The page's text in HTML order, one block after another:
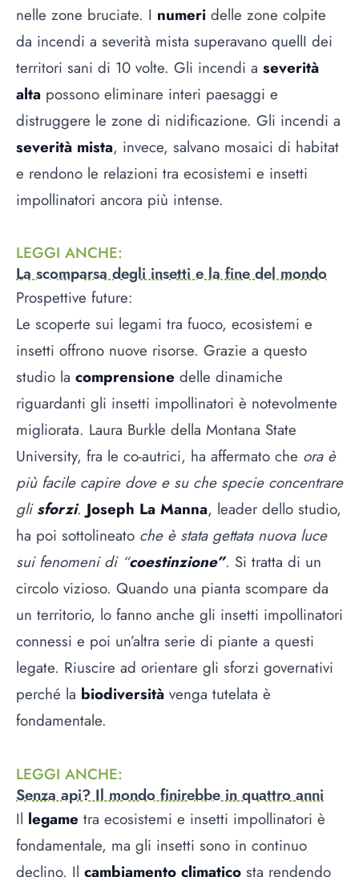
nelle zone bruciate. I numeri delle zone colpite
da incendi a severità mista superavano quellI dei
territori sani di 10 volte. Gli incendi a severità
alta possono eliminare interi paesaggi e
distruggere le zone di nidificazione. Gli incendi a
severità mista, invece, salvano mosaici di habitat
e rendono le relazioni tra ecosistemi e insetti
impollinatori ancora più intense.
LEGGI ANCHE:
La scomparsa degli insetti e la fine del mondo
Prospettive future:
Le scoperte sui legami tra fuoco, ecosistemi e
insetti offrono nuove risorse. Grazie a questo
studio la comprensione delle dinamiche
riguardanti gli insetti impollinatori è notevolmente
migliorata. Laura Burkle della Montana State
University, fra le co-autrici, ha affermato che ora è
più facile capire dove e su che specie concentrare
glisforzi. Joseph La Manna, leader dello studio,
ha poi sottolineato che è stata gettata nuova luce
sui fenomeni di “coestinzione”. Si tratta di un
circolo vizioso. Quando una pianta scompare da
un territorio, lo fanno anche gli insetti impollinatori
connessi e poi un’altra serie di piante a questi
legate. Riuscire ad orientare gli sforzi governativi
perché la biodiversità venga tutelata è
fondamentale.
LEGGI ANCHE:
Senza api? Il mondo finirebbe in quattro anni
Il legame tra ecosistemi e insetti impollinatori è
fondamentale, ma gli insetti sono in continuo
declino. Il cambiamento climatico sta rendendo